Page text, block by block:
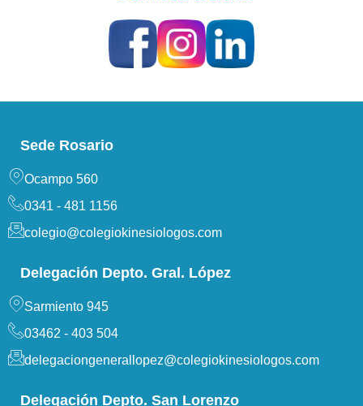
Sede Rosario
Ocampo 560
0341 - 481 1156
colegio@colegiokinesiologos.com
Delegación Depto. Gral. López
Sarmiento 945
03462 - 403 504
delegaciongenerallopez@colegiokinesiologos.com
Delegación Depto. San Lorenzo